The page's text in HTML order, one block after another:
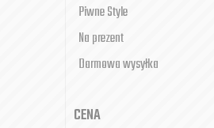
Piwne Style
Na prezent
Darmowa wysyłka
CENA